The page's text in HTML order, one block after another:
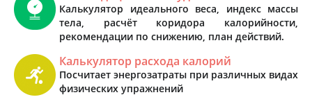
Калькулятор идеального веса, индекс массы
тела, расчёт коридора калорийности,
рекомендации по снижению, план действий.
Калькулятор расхода калорий
Посчитает энергозатраты при различных видах
физических упражнений